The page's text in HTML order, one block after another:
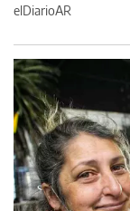
elDiarioAR